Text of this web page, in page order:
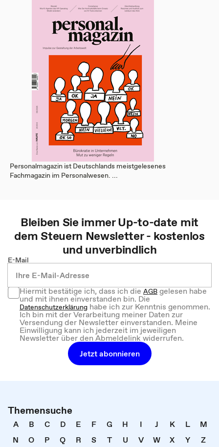
Personalmagazin ist Deutschlands meistgelesenes
Fachmagazin im Personalwesen. ...
Bleiben Sie immer Up-to-date mit
demSteuern Newsletter - kostenlos
und unverbindlich
E-Mail
Hiermit bestätige ich, dass ich dieAGBgelesen habe
und mit ihnen einverstanden bin. Die
Datenschutzerklärung habe ich zur Kenntnis genommen.
Ich bin mit der Verarbeitung meiner Daten zur
Versendung der Newsletter einverstanden. Meine
Einwilligung kann ich jederzeit im jeweiligen
Newsletter über den Abmeldelink widerrufen.
Jetzt abonnieren
Themensuche
A B C D E F G H I J K L
M
N
O P Q R S T U V W X Y
Z